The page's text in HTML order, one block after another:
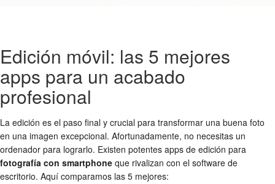
Edición móvil: las 5 mejores
apps para un acabado
profesional
La edición es el paso final y crucial para transformar una buena foto
en una imagen excepcional. Afortunadamente, no necesitas un
ordenador para lograrlo. Existen potentes apps de edición para
fotografía con smartphone que rivalizan con el software de
escritorio. Aquí comparamos las 5 mejores: